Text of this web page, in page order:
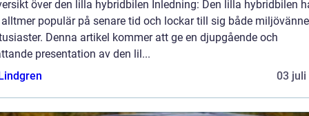
över den lilla hybridbilen Inledning: Den lilla hybridbilen
populär på senare tid och lockar till sig både
Denna artikel kommer att ge en djupgående och
presentation av den lil...
03 juli